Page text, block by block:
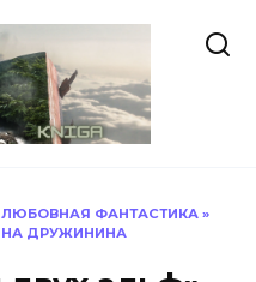
ЛЮБОВНАЯ ФАНТАСТИКА »
ДРУЖИНИНА